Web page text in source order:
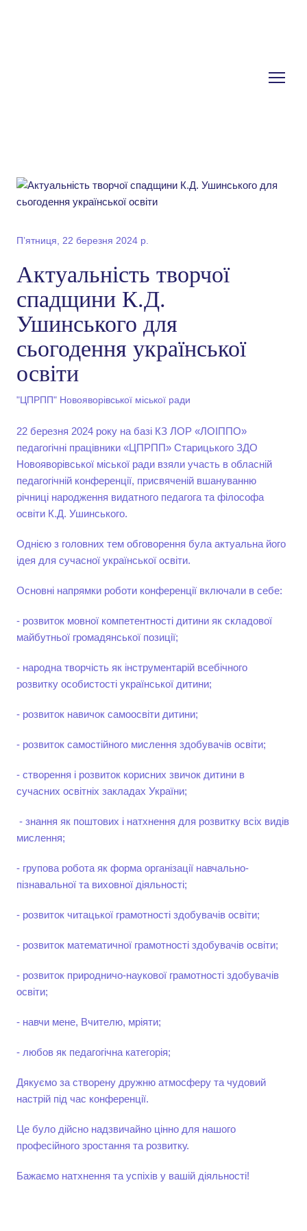
Пʼятниця, 22 березня 2024 р.
Актуальність творчої
спадщини К.Д.
Ушинського для
сьогодення української
освіти
"ЦПРПП" Новояворівської міської ради
22 березня 2024 року на базі КЗ ЛОР «ЛОІППО»
педагогічні працівники «ЦПРПП» Старицького ЗДО
Новояворівської міської ради взяли участь в обласній
педагогічній конференції, присвяченій вшануванню
річниці народження видатного педагога та філософа
освіти К.Д. Ушинського.
Однією з головних тем обговорення була актуальна його
ідея для сучасної української освіти.
Основні напрямки роботи конференції включали в себе:
- розвиток мовної компетентності дитини як складової
майбутньої громадянської позиції;
- народна творчість як інструментарій всебічного
розвитку особистості української дитини;
- розвиток навичок самоосвіти дитини;
- розвиток самостійного мислення здобувачів освіти;
- створення і розвиток корисних звичок дитини в
сучасних освітніх закладах України;
- знання як поштових і натхнення для розвитку всіх видів
мислення;
- групова робота як форма організації навчально-
пізнавальної та виховної діяльності;
- розвиток читацької грамотності здобувачів освіти;
- розвиток математичної грамотності здобувачів освіти;
- розвиток природничо-наукової грамотності здобувачів
освіти;
- навчи мене, Вчителю, мріяти;
- любов як педагогічна категорія;
Дякуємо за створену дружню атмосферу та чудовий
настрій під час конференції.
Це було дійсно надзвичайно цінно для нашого
професійного зростання та розвитку.
Бажаємо натхнення та успіхів у вашій діяльності!